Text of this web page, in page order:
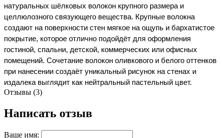
натуральных шёлковых волокон крупного размера и
целлюлозного связующего вещества. Крупные волокна
создают на поверхности стен мягкое на ощупь и бархатистое
покрытие, которое отлично подойдёт для оформления
гостиной, спальни, детской, коммерческих или офисных
помещений. Сочетание волокон оливкового и белого оттенков
при нанесении создаёт уникальный рисунок на стенах и
издалека выглядит как нейтральный пастельный цвет.
Отзывы (3)
Написать отзыв
Ваше имя: